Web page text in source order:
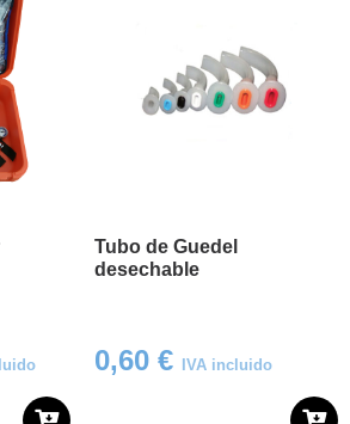
Tubo de Guedel
desechable
0,60 € IVA incluido